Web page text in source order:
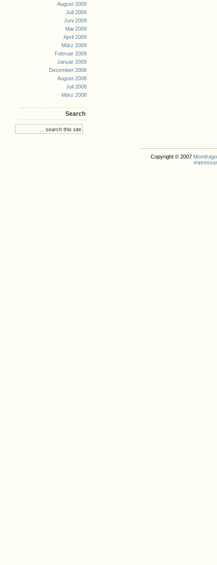
August 2009
Juli 2009
Juni 2009
Mai 2009
April 2009
März 2009
Februar 2009
Januar 2009
Dezember 2008
August 2008
Juli 2008
März 2008
Search
Copyright © 2007